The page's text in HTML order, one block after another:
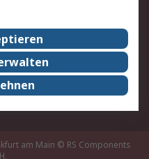
RS weltweit
Nachhaltigkeit
Presse-Center
am Main © RS Components